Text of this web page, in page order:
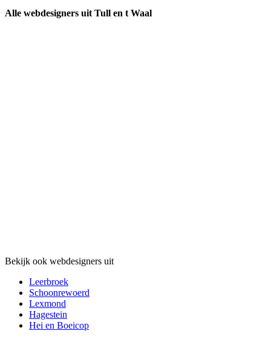
Alle webdesigners uit Tull en t Waal
Bekijk ook webdesigners uit
Leerbroek
Schoonrewoerd
Lexmond
Hagestein
Hei en Boeicop